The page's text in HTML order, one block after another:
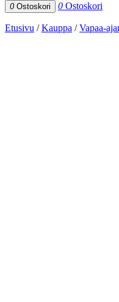
0 Ostoskori 0 Ostoskori
Etusivu /Kauppa /Vapaa-